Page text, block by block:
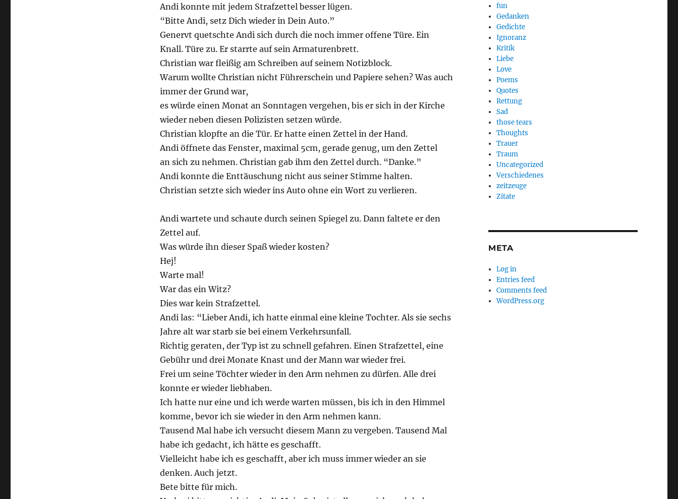
Andi konnte mit jedem Strafzettel besser lügen.
“Bitte Andi, setz Dich wieder in Dein Auto.”
Genervt quetschte Andi sich durch die noch immer offene Türe. Ein
Knall. Türe zu. Er starrte auf sein Armaturenbrett.
Christian war fleißig am Schreiben auf seinem Notizblock.
Warum wollte Christian nicht Führerschein und Papiere sehen? Was auch
immer der Grund war,
es würde einen Monat an Sonntagen vergehen, bis er sich in der Kirche
wieder neben diesen Polizisten setzen würde.
Christian klopfte an die Tür. Er hatte einen Zettel in der Hand.
Andi öffnete das Fenster, maximal 5cm, gerade genug, um den Zettel
an sich zu nehmen. Christian gab ihm den Zettel durch. “Danke.”
Andi konnte die Enttäuschung nicht aus seiner Stimme halten.
Christian setzte sich wieder ins Auto ohne ein Wort zu verlieren.
Andi wartete und schaute durch seinen Spiegel zu. Dann faltete er den
Zettel auf.
Was würde ihn dieser Spaß wieder kosten?
Hej!
Warte mal!
War das ein Witz?
Dies war kein Strafzettel.
Andi las: “Lieber Andi, ich hatte einmal eine kleine Tochter. Als sie sechs
Jahre alt war starb sie bei einem Verkehrsunfall.
Richtig geraten, der Typ ist zu schnell gefahren. Einen Strafzettel, eine
Gebühr und drei Monate Knast und der Mann war wieder frei.
Frei um seine Töchter wieder in den Arm nehmen zu dürfen. Alle drei
konnte er wieder liebhaben.
Ich hatte nur eine und ich werde warten müssen, bis ich in den Himmel
komme, bevor ich sie wieder in den Arm nehmen kann.
Tausend Mal habe ich versucht diesem Mann zu vergeben. Tausend Mal
habe ich gedacht, ich hätte es geschafft.
Vielleicht habe ich es geschafft, aber ich muss immer wieder an sie
denken. Auch jetzt.
Bete bitte für mich.
fun
Gedanken
Gedichte
Ignoranz
Kritik
Liebe
Love
Poems
Quotes
Rettung
Sad
those tears
Thoughts
Trauer
Traum
Uncategorized
Verschiedenes
zeitzeuge
Zitate
META
Log in
Entries feed
Comments feed
WordPress.org